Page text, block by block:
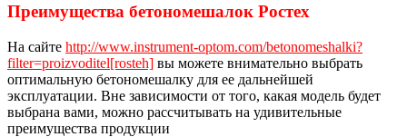
Преимущества бетономешалок Ростех
На сайте http://www.instrument-optom.com/betonomeshalki?
filter=proizvoditel[rosteh] вы можете внимательно выбрать
оптимальную бетономешалку для ее дальнейшей
эксплуатации. Вне зависимости от того, какая модель будет
выбрана вами, можно рассчитывать на удивительные
преимущества продукции